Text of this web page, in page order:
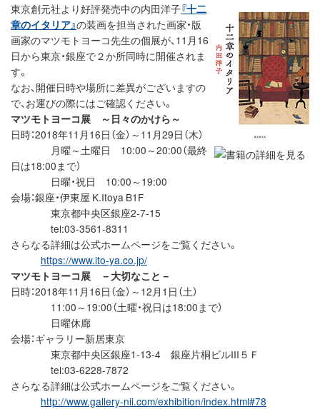
東京創元社より好評発売中の内田洋子『十二
章のイタリア』の装画を担当された画家・版
画家のマツモトヨーコ先生の個展が、11月16
日から東京・銀座で２か所同時に開催されま
す。
なお、開催日時や場所に差異がございますの
で、お運びの際にはご確認ください。
マツモトヨーコ展 ～日々のかけら～
日時：2018年11月16日（金）～11月29日（木）
月曜～土曜日 10:00～20:00（最終
日は18:00まで）
日曜・祝日 10:00～19:00
会場：銀座・伊東屋 K.Itoya B1F
東京都中央区銀座2-7-15
tel:03-3561-8311
さらなる詳細は公式ホームページをご覧ください。
https://www.ito-ya.co.jp/
マツモトヨーコ展 －大切なこと－
日時：2018年11月16日（金）～12月1日（土）
11:00～19:00（土曜・祝日は18:00まで）
日曜休廊
会場：ギャラリー新居東京
東京都中央区銀座1-13-4 銀座片桐ビルIII５Ｆ
tel:03-6228-7872
さらなる詳細は公式ホームページをご覧ください。
http://www.gallery-nii.com/exhibition/index.html#78